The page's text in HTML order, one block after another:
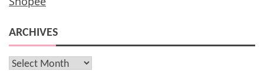
ARCHIVES
Archives